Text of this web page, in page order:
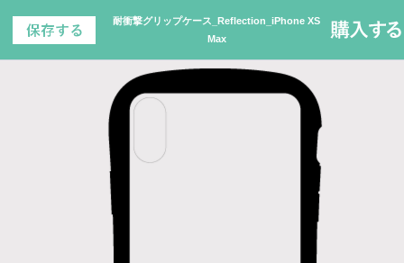
耐衝撃グリップケース_Reflection_iPhone XS
Max